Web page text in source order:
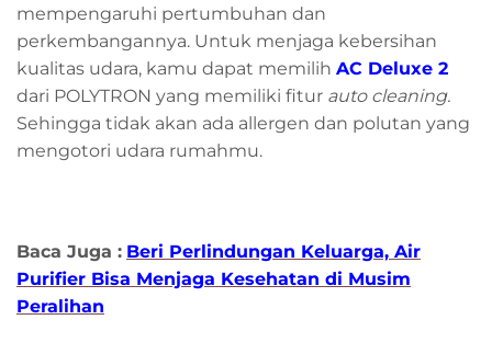
mempengaruhi pertumbuhan dan
perkembangannya. Untuk menjaga kebersihan
kualitas udara, kamu dapat memilih AC Deluxe 2
dari POLYTRON yang memiliki fitur auto cleaning.
Sehingga tidak akan ada allergen dan polutan yang
mengotori udara rumahmu.
Baca Juga : Beri Perlindungan Keluarga, Air
Purifier Bisa Menjaga Kesehatan di Musim
Peralihan